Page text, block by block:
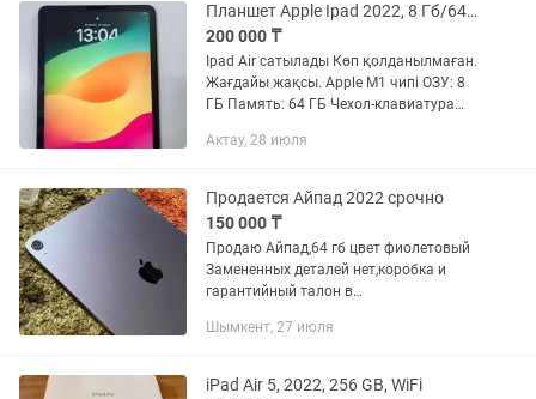
Планшет Apple Ipad 2022, 8 Гб/64 Гб серый
200 000 ₸
Ipad Air сатылады Көп қолданылмаған.
Жағдайы жақсы. Apple M1 чипі ОЗУ: 8
ГБ Память: 64 ГБ Чехол-клавиатура
Актау, 28 июля
Продается Айпад 2022 срочно
150 000 ₸
Продаю Айпад,64 гб цвет фиолетовый
Замененных деталей нет,коробка и
гарантийный талон в
больше 7 часов.Причина
имеется торг для...
Шымкент, 27 июля
iPad Air 5, 2022, 256 GB, WiFi